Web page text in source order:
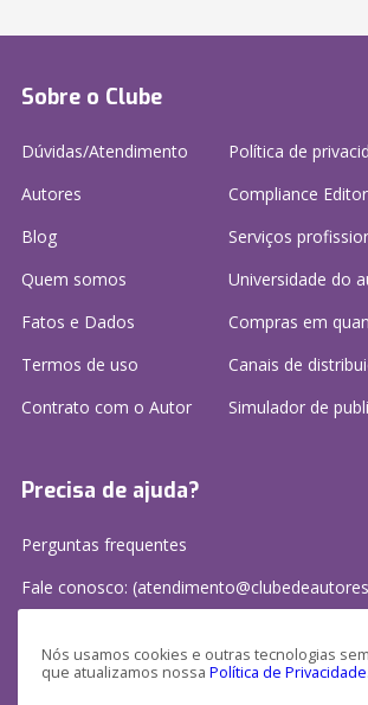
Nós usamos cookies e outras tecnologias
que atualizamos nossa Política de Privacidade
Sobre o Clube
Dúvidas/Atendimento
Autores
Blog
Quem somos
Fatos e Dados
Termos de uso
Contrato com o Autor
Política de
Compliance
Serviços
Universidade do
Compras em
Canais de
Simulador de
Precisa de ajuda?
Perguntas frequentes
Fale conosco:
Clube de Autores Publicações S/A - CNPJ: 16.779.786/